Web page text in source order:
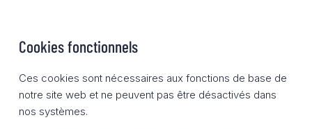
Cookies fonctionnels
Ces cookies sont nécessaires aux fonctions de base de
notre site web et ne peuvent pas être désactivés dans
nos systèmes.